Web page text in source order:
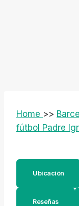
Home >>
fútbol Padre
Ubicación
Reseñas